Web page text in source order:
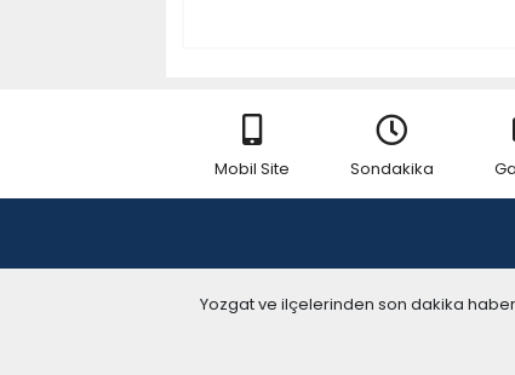
Mobil Site Sondakika
Yozgat ve ilçelerinden son dakika